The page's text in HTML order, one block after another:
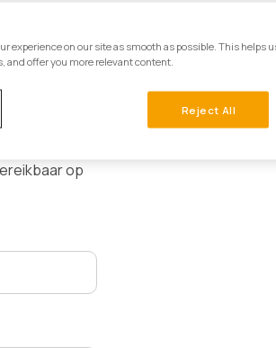
op
experience on our site as smooth as possible. This helps
and offer you more relevant content.
Reject All